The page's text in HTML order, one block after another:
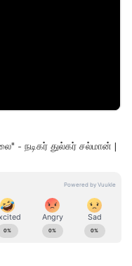
- நடிகர் துல்கர் சல்மான் |